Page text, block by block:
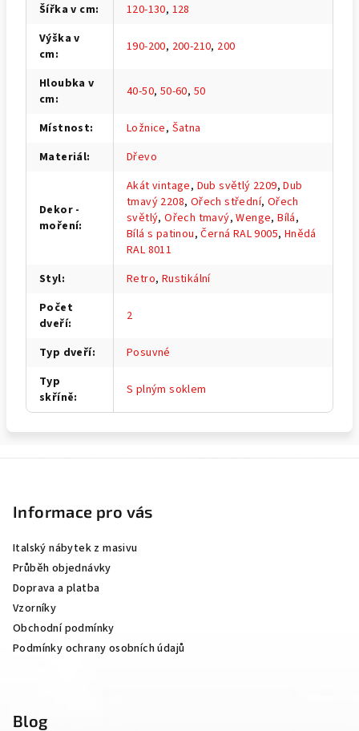
Šířka v cm: 120-130, 128
Výška v
cm: 190-200, 200-210, 200
Hloubka v
cm: 40-50, 50-60, 50
Místnost: Ložnice, Šatna
Materiál: Dřevo
Dekor -
moření:
Akát vintage, Dub světlý 2209,Dub
tmavý 2208, Ořech střední, Ořech
světlý,Ořech tmavý,Wenge,Bílá,
Bílá s patinou,Černá RAL 9005, Hnědá
RAL 8011
Styl: Retro, Rustikální
Počet
dveří: 2
Typ dveří:
Posuvné
Typ
skříně: S plným soklem
Informace pro vás
Italský nábytek z masivu
Průběh objednávky
Doprava a platba
Vzorníky
Obchodní podmínky
Podmínky ochrany osobních údajů
Blog